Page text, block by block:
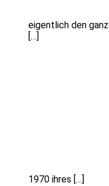
eigentlich den
[…]
1970 ihres […]